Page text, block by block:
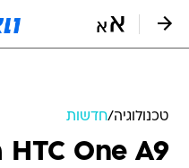
טכנולוגיה/חדשות
HTC One A9 הושק בישראל